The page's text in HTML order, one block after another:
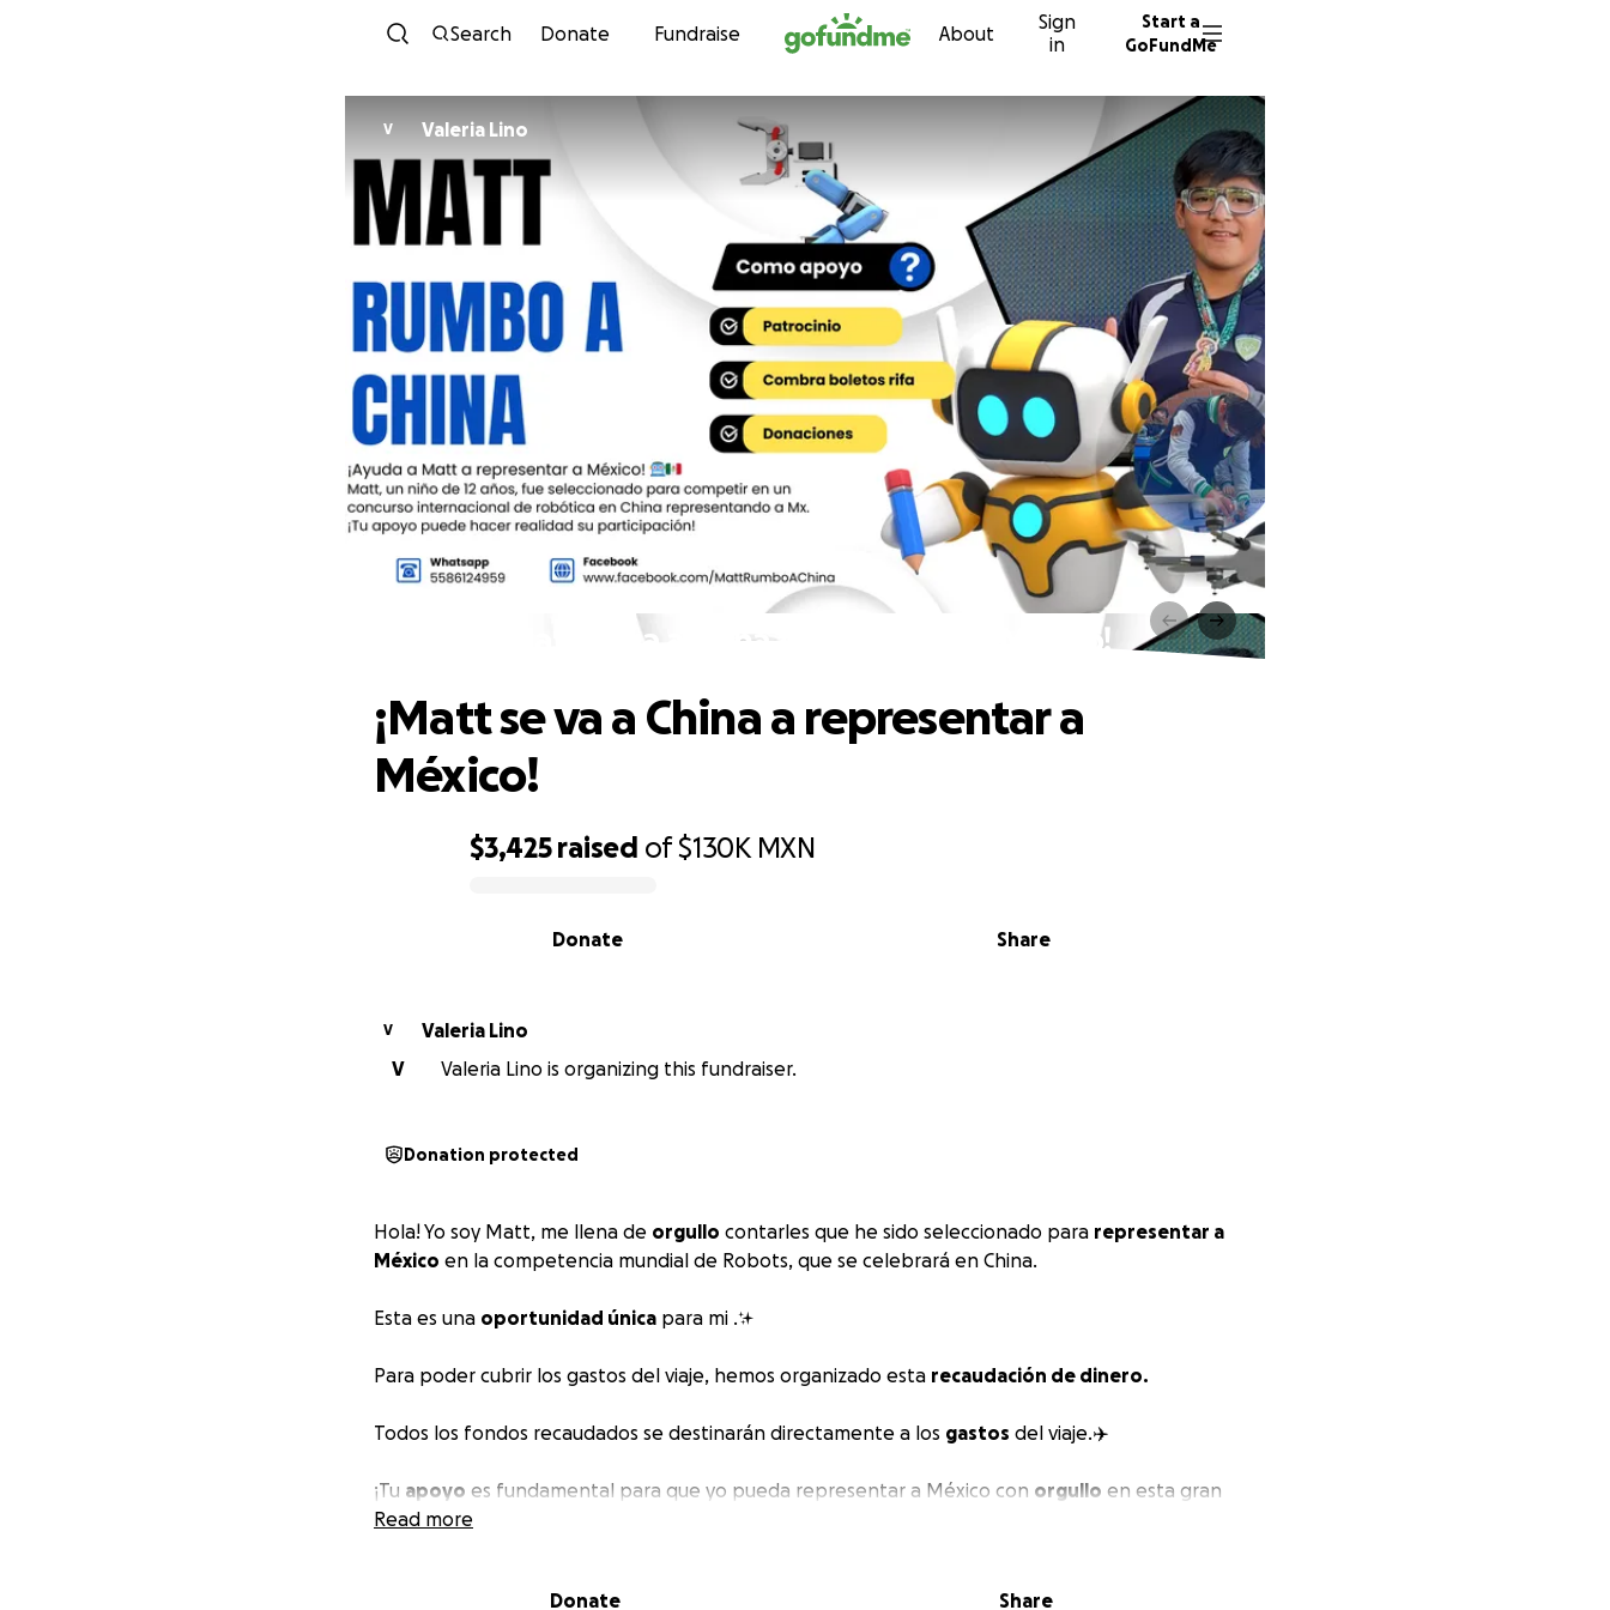
Skip to content
Search Donate Fundraise About
Sign
in
Start a
GoFundMe
V Valeria Lino
¡Matt se va a China a representar a México!
$3,425 raised of$130K MXN
Share
Donate
¡Matt se va a China a representar a
México!
V
Valeria Lino
V
Valeria Lino is organizing this fundraiser.
Donation protected
Hola! Yo soy Matt, me llena de orgullo contarles que he sido seleccionado para representar a
México en la competencia mundial de Robots, que se celebrará en China.
Esta es una oportunidad única para mi .✨
Para poder cubrir los gastos del viaje, hemos organizado esta recaudación de dinero.
Todos los fondos recaudados se destinarán directamente a los gastos del viaje.✈️
¡Tu apoyo es fundamental para que yo pueda representar a México con orgullo en esta gran
competencia!
Read more
Donate Share